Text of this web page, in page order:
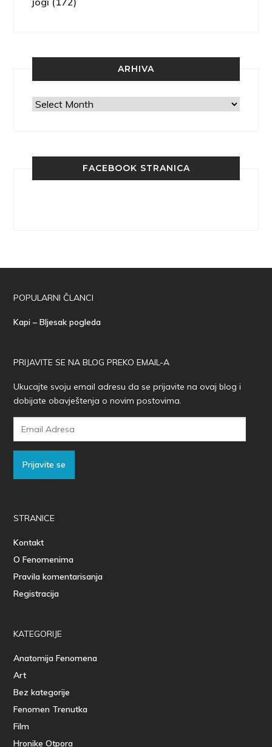
ARHIVA
Arhiva
FACEBOOK STRANICA
POPULARNI ČLANCI
Kapi – Bljesak pogleda
PRIJAVITE SE NA BLOG PREKO EMAIL-A
Ukucajte svoju email adresu da se prijavite na ovaj blog i
dobijate obavještenja o novim postovima.
Prijavite se
STRANICE
Kontakt
O Fenomenima
Pravila komentarisanja
Registracija
KATEGORIJE
Anatomija Fenomena
Art
Bez kategorije
Fenomen Trenutka
Film
Hronike Otpora